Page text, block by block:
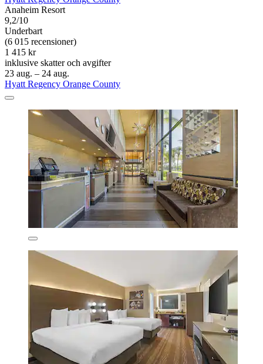
Anaheim Resort
9,2/10
Underbart
(6 015 recensioner)
1 415 kr
inklusive skatter och avgifter
23 aug. – 24 aug.
Hyatt Regency Orange County